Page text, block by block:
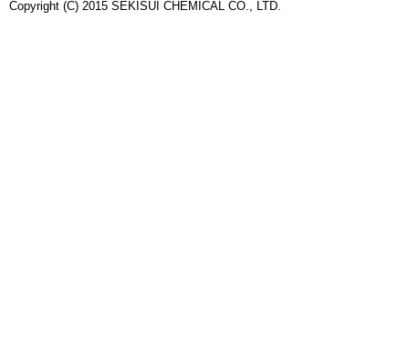
Copyright (C) 2015 SEKISUI CHEMICAL CO., LTD.